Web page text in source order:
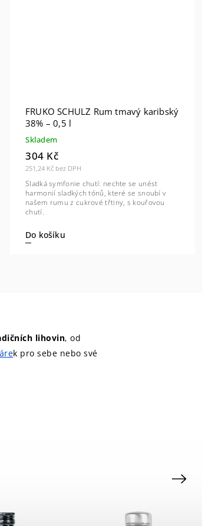
FRUKO SCHULZ Rum tmavý karibský
38% – 0,5 l
Skladem
251,24 Kč bez DPH
304 Kč
Do košíku
Sladká symfonie chutí: nechte se unést
harmonií sladkých tónů, které se snoubí v
našem rumu z cukrové třtiny, s kouřovou
chutí.
lihovin, od
k pro sebe nebo své
Next